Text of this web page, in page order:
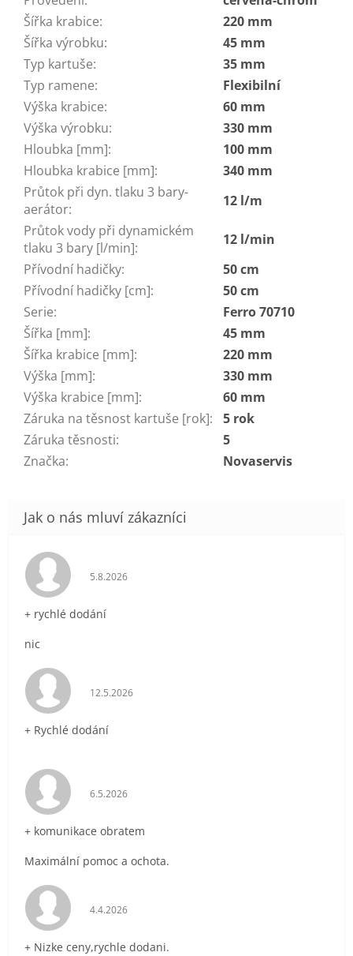
Šířka krabice:
220 mm
Šířka výrobku:
45 mm
Typ kartuše:
35 mm
Typ ramene:
Flexibilní
Výška krabice:
60 mm
Výška výrobku:
330 mm
Hloubka [mm]:
100 mm
Hloubka krabice [mm]:
340 mm
Průtok při dyn. tlaku 3 bary-
aerátor:
12 l/m
Průtok vody při dynamickém
tlaku 3 bary [l/min]:
12 l/min
Přívodní hadičky:
50 cm
Přívodní hadičky [cm]:
50 cm
Serie:
Ferro 70710
Šířka [mm]:
45 mm
Šířka krabice [mm]:
220 mm
Výška [mm]:
330 mm
Výška krabice [mm]:
60 mm
Záruka na těsnost kartuše [rok]:
5 rok
Záruka těsnosti:
5
Značka: Novaservis
Hodnocení obchodu je 5 z 5 hvězdiček.
5.8.2026
+ rychlé dodání
nic
Hodnocení obchodu je 5 z 5 hvězdiček.
12.5.2026
+ Rychlé dodání
Hodnocení obchodu je 5 z 5 hvězdiček.
6.5.2026
+ komunikace obratem
Maximální pomoc a ochota.
Hodnocení obchodu je 5 z 5 hvězdiček.
4.4.2026
+ Nizke ceny,rychle dodani.